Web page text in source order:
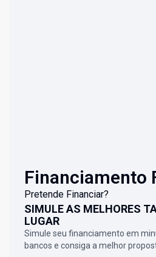
Financiamento
Pretende Financiar?
SIMULE AS MELHORES
LUGAR
Simule seu financiamento em
bancos e consiga a melhor